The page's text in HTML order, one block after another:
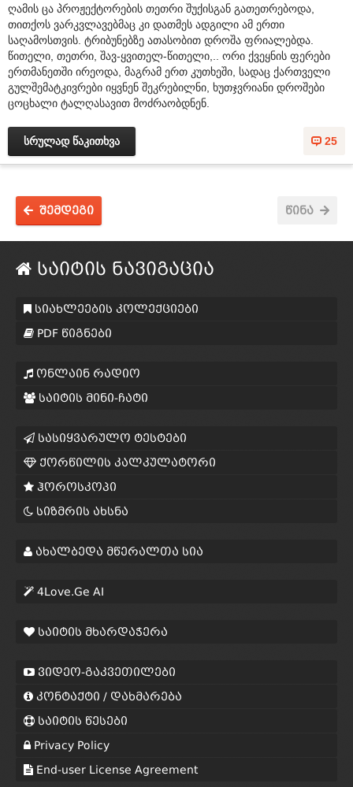
ღამის ცა პროჟექტორების თეთრი შუქისგან გათეთრებოდა,
თითქოს ვარკვლავებმაც კი დათმეს ადგილი ამ ერთი
საღამოსთვის. ტრიბუნებზე ათასობით დროშა ფრიალებდა.
წითელი, თეთრი, შავ-ყვითელ-წითელი,.. ორი ქვეყნის ფერები
ერთმანეთში ირეოდა, მაგრამ ერთ კუთხეში, სადაც ქართველი
გულშემატკივრები იყვნენ შეკრებილნი, ხუთჯვრიანი დროშები
ცოცხალი ტალღასავით მოძრაობდნენ.
25
სრულად წაკითხვა
წინა
შემდეგი
საიტის ნავიგაცია
სიახლეების კოლექციები
PDF წიგნები
ონლაინ რადიო
საიტის მინი-ჩატი
სასიყვარულო ტესტები
ქორწილის კალკულატორი
ჰოროსკოპი
სიზმრის ახსნა
ახალბედა მწერალთა სია
4Love.Ge AI
საიტის მხარდაჭერა
ვიდეო-გაკვეთილები
კონტაქტი / დახმარება
საიტის წესები
Privacy Policy
End-user License Agreement